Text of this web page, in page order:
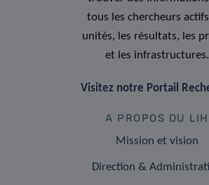
tous les chercheurs
unités, les résultats, les
et les infrastructures.
Visitez notre Portail
A PROPOS DU LIH
Mission et vision
Direction &